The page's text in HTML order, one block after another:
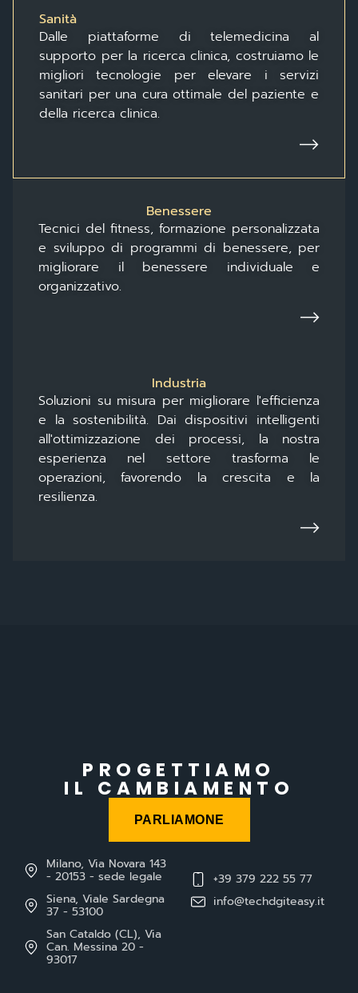
Sanità
Dalle piattaforme di telemedicina al
supporto per la ricerca clinica, costruiamo le
migliori tecnologie per elevare i servizi
sanitari per una cura ottimale del paziente e
della ricerca clinica.
Benessere
Tecnici del fitness, formazione personalizzata
e sviluppo di programmi di benessere, per
migliorare il benessere individuale e
organizzativo.
Industria
Soluzioni su misura per migliorare l'efficienza
e la sostenibilità. Dai dispositivi intelligenti
all'ottimizzazione dei processi, la nostra
esperienza nel settore trasforma le
operazioni, favorendo la crescita e la
resilienza.
PROGETTIAMO
IL CAMBIAMENTO
PARLIAMONE
Milano, Via Novara 143
- 20153 - sede legale
Siena, Viale Sardegna
37 - 53100
San Cataldo (CL), Via
Can. Messina 20 -
93017
+39 379 222 55 77
info@techdgiteasy.it